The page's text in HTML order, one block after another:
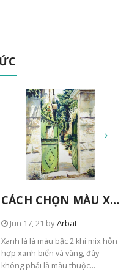
CÁCH CHỌN MÀU XANH TRONG TRANH
Jun 17, 21 byArbat
Xanh lá là màu bậc 2 khi mix hỗn
hợp xanh biển và vàng, đây
không phải là màu thuộc...